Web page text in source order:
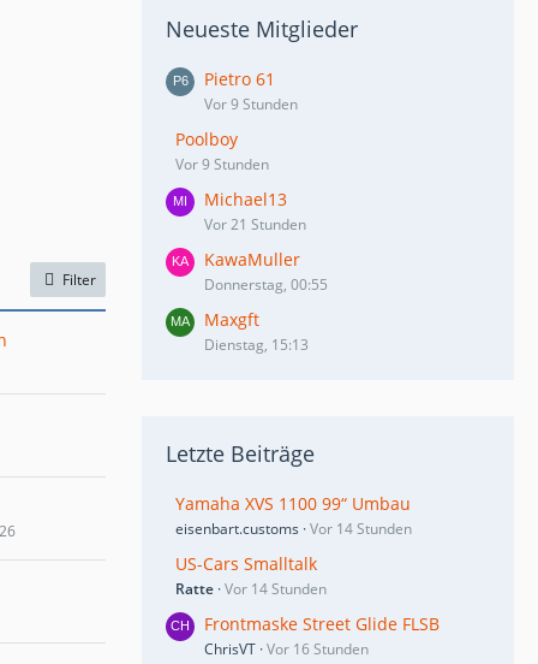
Filter
Neueste Mitglieder
Pietro 61
Vor 9 Stunden
Poolboy
Vor 9 Stunden
Michael13
Vor 21 Stunden
KawaMuller
Donnerstag, 00:55
Maxgft
Dienstag, 15:13
Letzte Beiträge
Yamaha XVS 1100 99“ Umbau
eisenbart.customs Vor 14 Stunden
US-Cars Smalltalk
Ratte Vor 14 Stunden
Frontmaske Street Glide FLSB
ChrisVT Vor 16 Stunden